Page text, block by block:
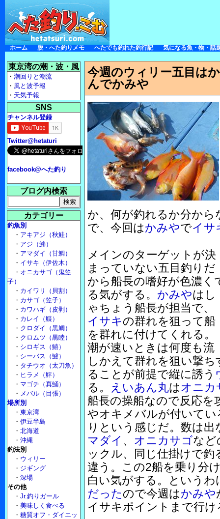
ホーム 脱・へた釣りメモ へたでも釣れた釣行記 気になる魚・物・話
今週のウィリー五目は
んでかみや
か、何が釣れるか分から
で、今回はかみやでイサ
メインのターゲットが決
まっていない五目釣りだ
から船長の嗜好が色濃く
る気がする。 かみやはし
ゃちょう船長が担当で、
イサキの群れを狙って船
を群れに付けてくれる。
潮が速いときは何度も流
しかえて群れを狙い撃
ることが前提で縦に誘う
る。
えいあん丸はオニカ
船長の操船なので反応
やオキメバルが付いて
りという感じだ。数は
マダイ 、 オニカサゴなど
ックル、同じ仕掛けで
違う。この2船を乗り分
白い気がする。というわ
だったので今週はかみや
イサキポイントまで行
東京湾の潮・波・風
・ 潮回りと潮流
・ 風と波予報
・ 天気予報
SNS
チャンネル登録
Twitter@hetaturi
facebook@へた釣り
ブログ内検索
カテゴリー
釣魚別
・ アキアジ（秋鮭）
・ アジ（鯵）
・ アマダイ（甘鯛）
・ イサキ（伊佐木）
・ オニカサゴ（鬼笠
子）
・ カイワリ（貝割）
・ カサゴ（笠子）
・ カワハギ（皮剥）
・ カレイ（鰈）
・ クロダイ（黒鯛）
・ クロムツ（黒睦）
・ シロギス（鱚）
・ シーバス（鱸）
・ タチウオ（太刀魚）
・ ヒラメ（鮃）
・ マゴチ（真鯒）
・ メバル（目張）
場所別
・ 東京湾
・ 伊豆半島
・ 北海道
・ 沖縄
釣法別
・ ウィリー
・ ジギング
・ 深場
その他
・ Jr.釣りガール
・ 美味しく食べる
・ 糖質オフ・ダイエッ